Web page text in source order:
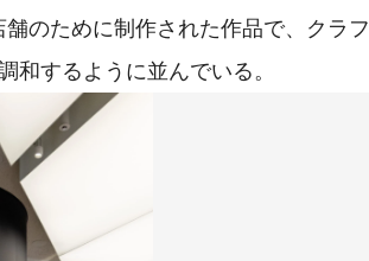
のために制作された作品で、クラフ
和するように並んでいる。